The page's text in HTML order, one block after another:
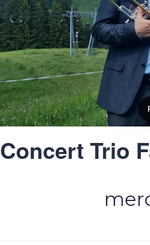
Concert Trio